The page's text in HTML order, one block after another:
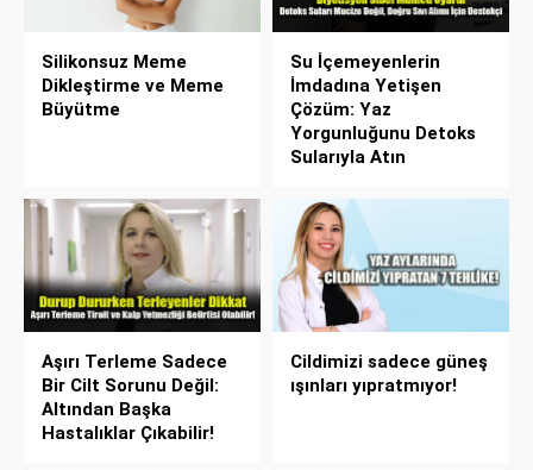
Silikonsuz Meme
Dikleştirme ve Meme
Büyütme
Su İçemeyenlerin
İmdadına Yetişen
Çözüm: Yaz
Yorgunluğunu Detoks
Sularıyla Atın
Aşırı Terleme Sadece
Bir Cilt Sorunu Değil:
Altından Başka
Hastalıklar Çıkabilir!
Cildimizi sadece güneş
ışınları yıpratmıyor!